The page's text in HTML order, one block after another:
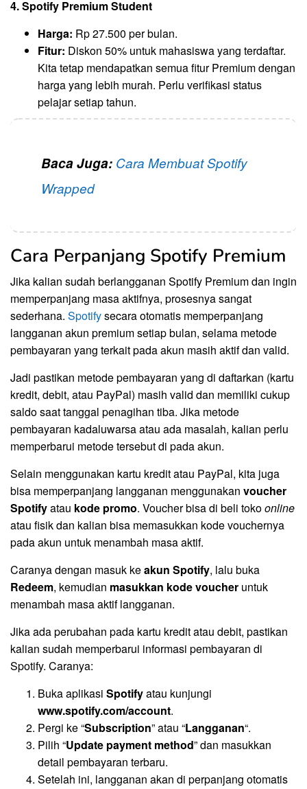
4. Spotify Premium Student
Harga: Rp 27.500 per bulan.
Fitur: Diskon 50% untuk mahasiswa yang terdaftar.
Kita tetap mendapatkan semua fitur Premium dengan
harga yang lebih murah. Perlu verifikasi status
pelajar setiap tahun.
Baca Juga: Cara Membuat Spotify
Wrapped
Cara Perpanjang Spotify Premium
Jika kalian sudah berlangganan Spotify Premium dan ingin
memperpanjang masa aktifnya, prosesnya sangat
sederhana. Spotifysecara otomatis memperpanjang
langganan akun premium setiap bulan, selama metode
pembayaran yang terkait pada akun masih aktif dan valid.
Jadi pastikan metode pembayaran yang di daftarkan (kartu
kredit, debit, atau PayPal) masih valid dan memiliki cukup
saldo saat tanggal penagihan tiba. Jika metode
pembayaran kadaluwarsa atau ada masalah, kalian perlu
memperbarui metode tersebut di pada akun.
Selain menggunakan kartu kredit atau PayPal, kita juga
bisa memperpanjang langganan menggunakan voucher
Spotifyatau kode promo. Voucher bisa di beli tokoonline
atau fisik dan kalian bisa memasukkan kode vouchernya
pada akun untuk menambah masa aktif.
Caranya dengan masuk keakun Spotify, lalu buka
Redeem, kemudian masukkan kode voucher untuk
menambah masa aktif langganan.
Jika ada perubahan pada kartu kredit atau debit, pastikan
kalian sudah memperbarui informasi pembayaran di
Spotify. Caranya:
Buka aplikasi Spotifyatau kunjungi
www.spotify.com/account.
Pergi ke “Subscription” atau “Langganan“.
Pilih “Update payment method” dan masukkan
detail pembayaran terbaru.
Setelah ini, langganan akan di perpanjang otomatis